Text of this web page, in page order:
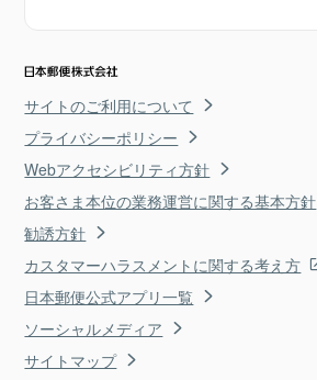
サイトのご利用について
プライバシーポリシー
Webアクセシビリティ方針
お客さま本位の業務運営に関する基本方針
勧誘方針
カスタマーハラスメントに関する考え方
日本郵便公式アプリ一覧
ソーシャルメディア
サイトマップ